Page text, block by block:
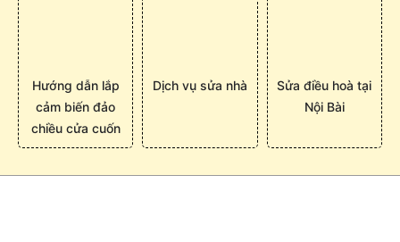
Hướng dẫn lắp
cảm biến đảo
chiều cửa cuốn
Dịch vụ sửa nhà
Sửa điều hoà tại
Nội Bài